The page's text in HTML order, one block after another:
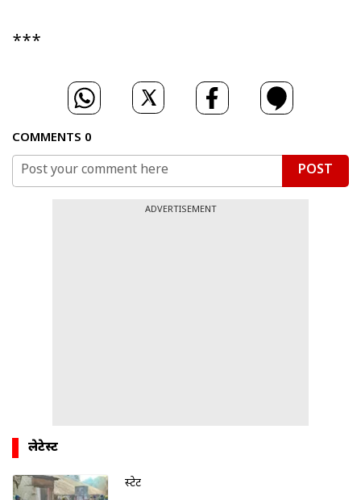
***
COMMENTS 0
POST
ADVERTISEMENT
लेटेस्ट
स्टेट